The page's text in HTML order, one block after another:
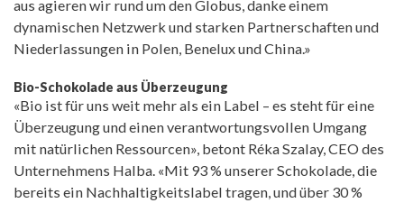
aus agieren wir rund um den Globus, danke einem
dynamischen Netzwerk und starken Partnerschaften und
Niederlassungen in Polen, Benelux und China.»
Bio-Schokolade aus Überzeugung
«Bio ist für uns weit mehr als ein Label – es steht für eine
Überzeugung und einen verantwortungsvollen Umgang
mit natürlichen Ressourcen», betont Réka Szalay, CEO des
Unternehmens Halba. «Mit 93 % unserer Schokolade, die
bereits ein Nachhaltigkeitslabel tragen, und über 30 %